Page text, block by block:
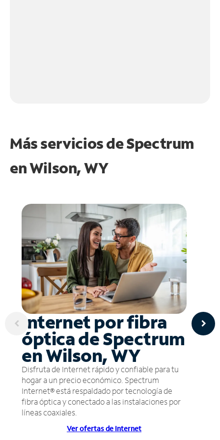
Más servicios de Spectrum
enWilson, WY
Internet por fibra
óptica de Spectrum
en Wilson, WY
Disfruta de Internet rápido y confiable para tu
hogar a un precio económico. Spectrum
Internet® está respaldado por tecnología de
fibra óptica y conectado a las instalaciones por
líneas coaxiales.
Ver ofertas de Internet